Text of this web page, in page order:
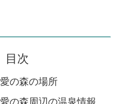
目次
の森の場所
の森周辺の温泉情報